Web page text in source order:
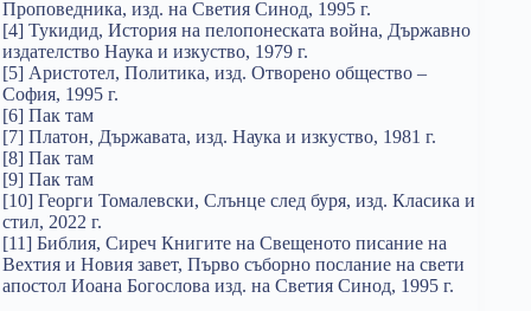
Проповедника, изд. на Светия Синод, 1995 г.
[4] Тукидид, История на пелопонеската война, Държавно
издателство Наука и изкуство, 1979 г.
[5] Аристотел, Политика, изд. Отворено общество –
София, 1995 г.
[6] Пак там
[7] Платон, Държавата, изд. Наука и изкуство, 1981 г.
[8] Пак там
[9] Пак там
[10] Георги Томалевски, Слънце след буря, изд. Класика и
стил, 2022 г.
[11] Библия, Сиреч Книгите на Свещеното писание на
Вехтия и Новия завет, Първо съборно послание на свети
апостол Иоана Богослова изд. на Светия Синод, 1995 г.